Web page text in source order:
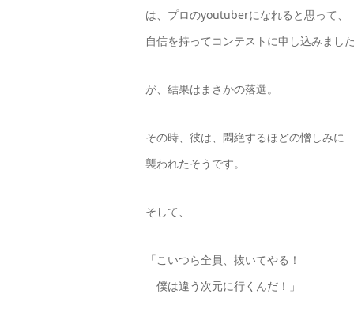
は、プロのyoutuberになれると思って、
自信を持ってコンテストに申し込みました
が、結果はまさかの落選。
その時、彼は、悶絶するほどの憎しみに
襲われたそうです。
そして、
「こいつら全員、抜いてやる！
僕は違う次元に行くんだ！」